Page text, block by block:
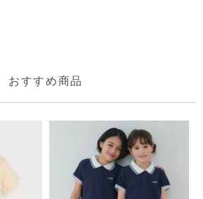
おすすめ商品